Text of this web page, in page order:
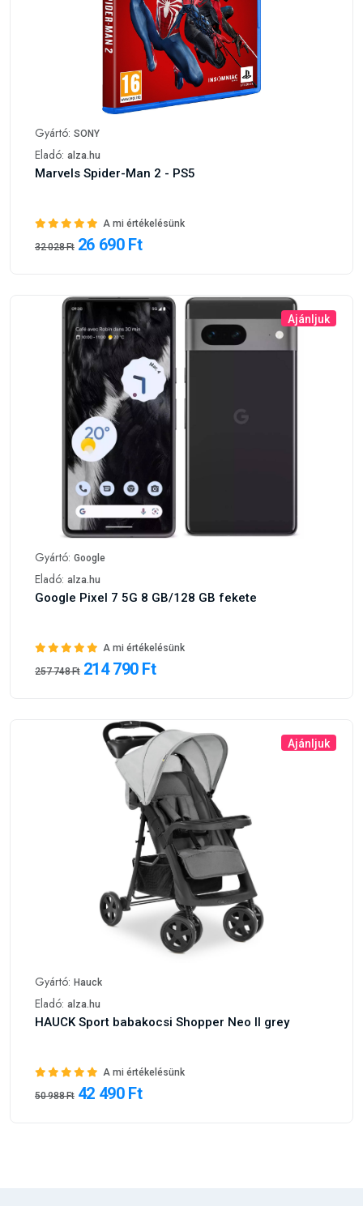
Gyártó: SONY
Eladó: alza.hu
Marvels Spider-Man 2 - PS5
A mi értékelésünk
32 028 Ft 26 690 Ft
Ajánljuk
Gyártó: Google
Eladó: alza.hu
Google Pixel 7 5G 8 GB/128 GB fekete
A mi értékelésünk
257 748 Ft 214 790 Ft
Ajánljuk
Gyártó: Hauck
Eladó: alza.hu
HAUCK Sport babakocsi Shopper Neo II grey
A mi értékelésünk
50 988 Ft 42 490 Ft